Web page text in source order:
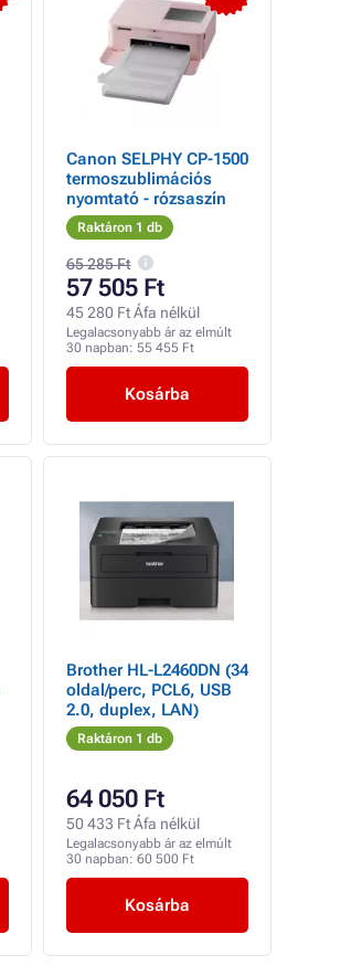
Canon SELPHY CP-1500
termoszublimációs
nyomtató - rózsaszín
Raktáron 1 db
65 285 Ft
57 505 Ft
45 280 Ft Áfa nélkül
Legalacsonyabb ár az elmúlt
30 napban: 55 455 Ft
Kosárba
Brother HL-L2460DN (34
oldal/perc, PCL6, USB
2.0, duplex, LAN)
Raktáron 1 db
64 050 Ft
50 433 Ft Áfa nélkül
Legalacsonyabb ár az elmúlt
30 napban: 60 500 Ft
Kosárba